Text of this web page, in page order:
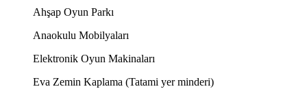
Ahşap Oyun Parkı
Anaokulu Mobilyaları
Elektronik Oyun Makinaları
Eva Zemin Kaplama (Tatami yer minderi)